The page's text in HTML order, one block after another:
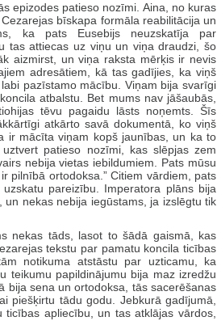
epizodes patieso nozīmi. Aina, no kuras
bīskapa formāla reabilitācija un
ka pats Eusebijs neuzskatīja par
tas attiecas uz viņu un viņa draudzi, šo
aizmirst, un viņa raksta mērķis ir nevis
adresātiem, kā tas gadījies, ka viņš
pazīstamo mācību. Viņam bija svarīgi
atbalstu. Bet mums nav jāšaubās,
tēvu pagaidu lāsts noņemts. Šīs
atkārto savā dokumentā, ko viņš
ir mācīta viņam kopš jaunības, un ka to
patieso nozīmi, kas slēpjas zem
nebija vietas iebildumiem. Pats mūsu
pilnībā ortodoksa.” Citiem vārdiem, pats
pareizību. Imperatora plāns bija
nekas nebija iegūstams, ja izslēgtu tik
nekas tāds, lasot to šādā gaismā, kas
tekstu par pamatu koncila ticības
notikuma atstāstu par uzticamu, ka
teikumu papildinājumu bija maz izredžu
bija sena un ortodoksa, tās sacerēšanas
piešķirtu tādu godu. Jebkurā gadījumā,
apliecību, un tas atklājas vārdos,